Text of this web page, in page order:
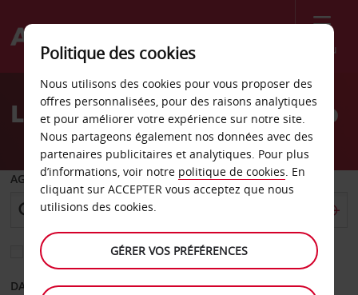
Menu
Welcome
AvisLocation de voiture Tesero
AGENCE DE DÉPART
Sélectionnez une autre agence de retour
DATE DE DÉPART DATE DE RETOUR
Politique des cookies
Nous utilisons des cookies pour vous proposer des
offres personnalisées, pour des raisons analytiques
et pour améliorer votre expérience sur notre site.
Nous partageons également nos données avec des
partenaires publicitaires et analytiques. Pour plus
d’informations, voir notre politique de cookies. En
cliquant sur ACCEPTER vous acceptez que nous
utilisions des cookies.
GÉRER VOS PRÉFÉRENCES